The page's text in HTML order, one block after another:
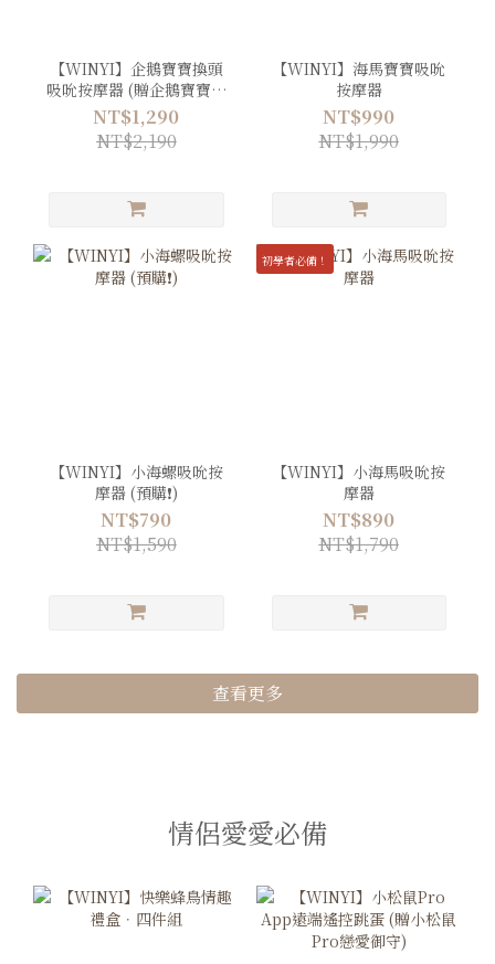
【WINYI】企鵝寶寶換頭
吸吮按摩器 (贈企鵝寶寶眼
罩)
NT$1,290
NT$2,190
【WINYI】海馬寶寶吸吮
按摩器
NT$990
NT$1,990
【WINYI】小海螺吸吮按
摩器 (預購❗️)
NT$790
NT$1,590
初學者必備！
【WINYI】小海馬吸吮按
摩器
NT$890
NT$1,790
查看更多
情侶愛愛必備